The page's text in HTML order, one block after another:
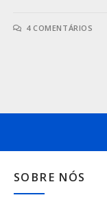
4 COMENTÁRIOS
SOBRE NÓS